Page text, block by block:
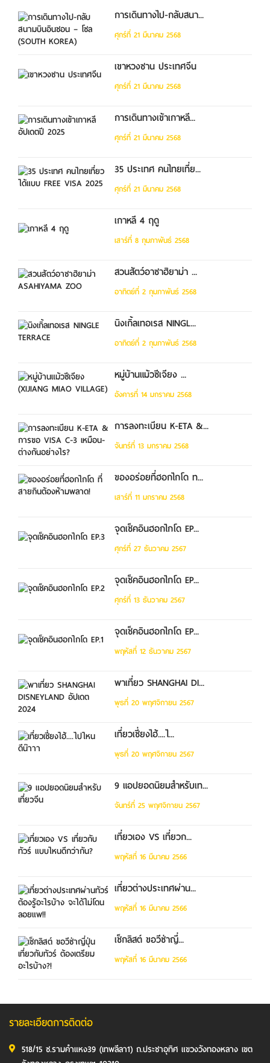
การเดินทางไป-กลับสนา...
ศุกร์ที่ 21 มีนาคม 2568
เขาหวงซาน ประเทศจีน
ศุกร์ที่ 21 มีนาคม 2568
การเดินทางเข้าเกาหลี...
ศุกร์ที่ 21 มีนาคม 2568
35 ประเทศ คนไทยเที่ย...
ศุกร์ที่ 21 มีนาคม 2568
เกาหลี 4 ฤดู
เสาร์ที่ 8 กุมภาพันธ์ 2568
สวนสัตว์อาซาฮิยาม่า ...
อาทิตย์ที่ 2 กุมภาพันธ์ 2568
นิงเกิ้ลเทอเรส NINGL...
อาทิตย์ที่ 2 กุมภาพันธ์ 2568
หมู่บ้านแม้วซีเจียง ...
อังคารที่ 14 มกราคม 2568
การลงทะเบียน K-ETA &...
จันทร์ที่ 13 มกราคม 2568
ของอร่อยที่ฮอกไกโด ท...
เสาร์ที่ 11 มกราคม 2568
จุดเช็คอินฮอกไกโด EP...
ศุกร์ที่ 27 ธันวาคม 2567
จุดเช็คอินฮอกไกโด EP...
ศุกร์ที่ 13 ธันวาคม 2567
จุดเช็คอินฮอกไกโด EP...
พฤหัสที่ 12 ธันวาคม 2567
พาเที่ยว SHANGHAI DI...
พุธที่ 20 พฤศจิกายน 2567
เที่ยวเซี่ยงไฮ้....ไ...
พุธที่ 20 พฤศจิกายน 2567
9 แอปยอดนิยมสำหรับเท...
จันทร์ที่ 25 พฤศจิกายน 2567
เที่ยวเอง VS เที่ยวก...
พฤหัสที่ 16 มีนาคม 2566
เที่ยวต่างประเทศผ่าน...
พฤหัสที่ 16 มีนาคม 2566
เช็กลิสต์ ขอวีซ่าญี่...
พฤหัสที่ 16 มีนาคม 2566
รายละเอียดการติดต่อ
518/15 ซ.รามคำแหง39 (เทพลีลา1) ถ.ประชาอุทิศ แขวงวังทองหลาง เขต